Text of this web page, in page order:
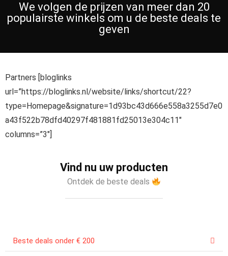
We volgen de prijzen van meer dan 20
populairste winkels om u de beste deals te
geven
Partners [bloglinks
url=”https://bloglinks.nl/website/links/shortcut/22?
type=Homepage&signature=1d93bc43d666e558a3255d7e0
a43f522b78dfd40297f481881fd25013e304c11″
columns=”3″]
Vind nu uw producten
Ontdek de beste deals
Beste deals onder € 200